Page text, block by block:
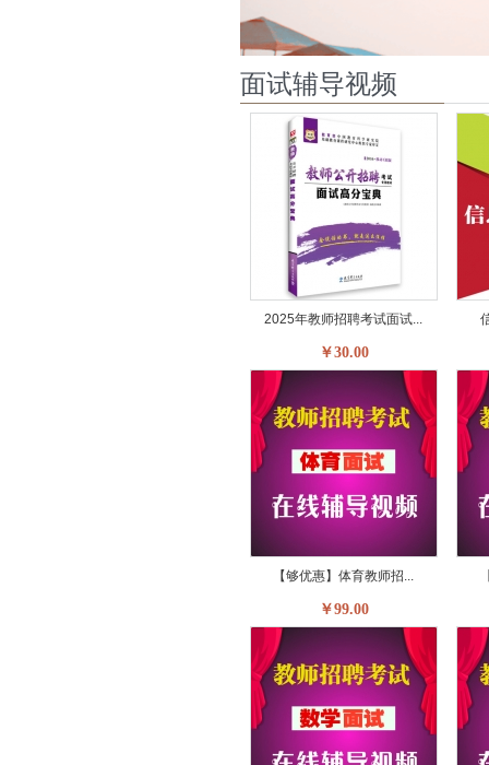
面试辅导视频
2025年教师招聘考试面试...
￥30.00
【够优惠】体育教师招...
￥99.00